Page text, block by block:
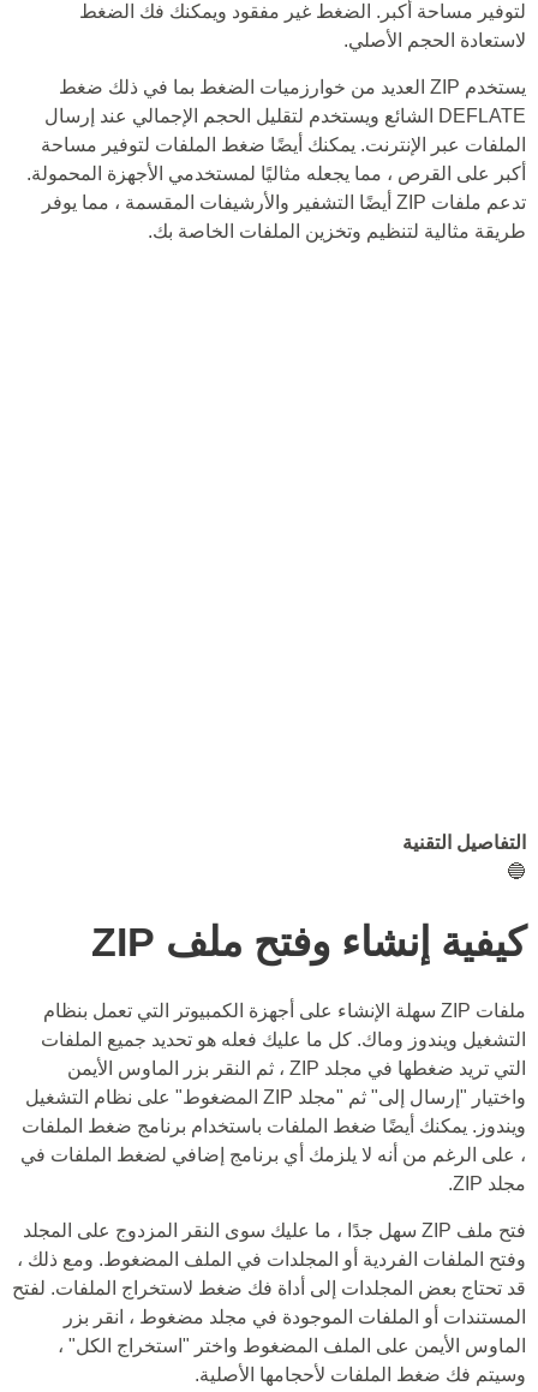
لتوفير مساحة أكبر. الضغط غير مفقود ويمكنك فك الضغط
لاستعادة الحجم الأصلي.
يستخدم ZIP العديد من خوارزميات الضغط بما في ذلك ضغط
DEFLATE الشائع ويستخدم لتقليل الحجم الإجمالي عند إرسال
الملفات عبر الإنترنت. يمكنك أيضًا ضغط الملفات لتوفير مساحة
أكبر على القرص ، مما يجعله مثاليًا لمستخدمي الأجهزة المحمولة.
تدعم ملفات ZIP أيضًا التشفير والأرشيفات المقسمة ، مما يوفر
طريقة مثالية لتنظيم وتخزين الملفات الخاصة بك.
التفاصيل التقنية
🔵
كيفية إنشاء وفتح ملف ZIP
ملفات ZIP سهلة الإنشاء على أجهزة الكمبيوتر التي تعمل بنظام
التشغيل ويندوز وماك. كل ما عليك فعله هو تحديد جميع الملفات
التي تريد ضغطها في مجلد ZIP ، ثم النقر بزر الماوس الأيمن
واختيار "إرسال إلى" ثم "مجلد ZIP المضغوط" على نظام التشغيل
ويندوز. يمكنك أيضًا ضغط الملفات باستخدام برنامج ضغط الملفات
، على الرغم من أنه لا يلزمك أي برنامج إضافي لضغط الملفات في
مجلد ZIP.
فتح ملف ZIP سهل جدًا ، ما عليك سوى النقر المزدوج على المجلد
وفتح الملفات الفردية أو المجلدات في الملف المضغوط. ومع ذلك ،
قد تحتاج بعض المجلدات إلى أداة فك ضغط لاستخراج الملفات. لفتح
المستندات أو الملفات الموجودة في مجلد مضغوط ، انقر بزر
الماوس الأيمن على الملف المضغوط واختر "استخراج الكل" ،
وسيتم فك ضغط الملفات لأحجامها الأصلية.